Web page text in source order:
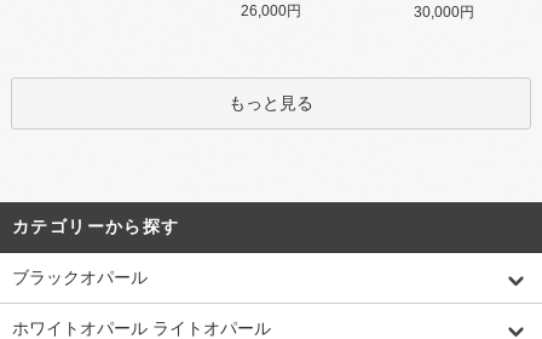
26,000円 30,000円
もっと見る
カテゴリーから探す
ブラックオパール
ホワイトオパール ライトオパール